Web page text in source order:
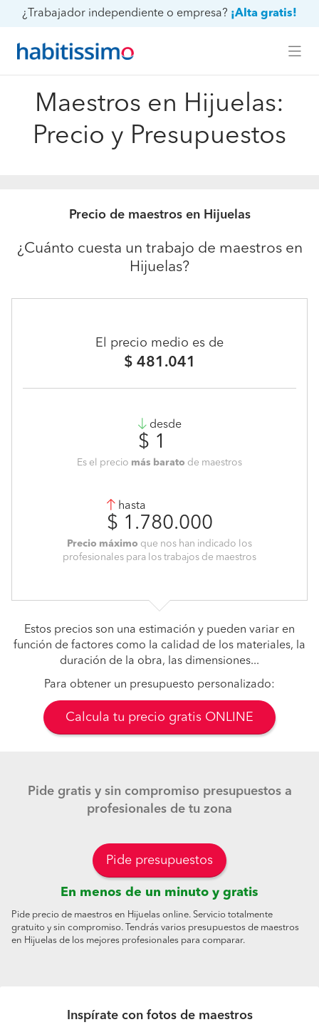
¿Trabajador independiente o empresa? ¡Alta gratis!
Maestros en Hijuelas:
Precio y Presupuestos
Precio de maestros en Hijuelas
¿Cuánto cuesta un trabajo de maestros en
Hijuelas?
El precio medio es de
$ 481.041
desde
$ 1
Es el precio más barato de maestros
hasta
$ 1.780.000
Precio máximo que nos han indicado los
profesionales para los trabajos de maestros
Estos precios son una estimación y pueden variar en
función de factores como la calidad de los materiales, la
duración de la obra, las dimensiones...
Para obtener un presupuesto personalizado:
Calcula tu precio gratis ONLINE
Pide gratis y sin compromiso presupuestos a
profesionales de tu zona
Pide presupuestos
En menos de un minuto y gratis
Pide precio de maestros en Hijuelas online. Servicio totalmente
gratuito y sin compromiso. Tendrás varios presupuestos de maestros
en Hijuelas de los mejores profesionales para comparar.
Inspírate con fotos de maestros